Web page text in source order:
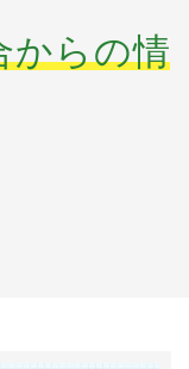
からの情